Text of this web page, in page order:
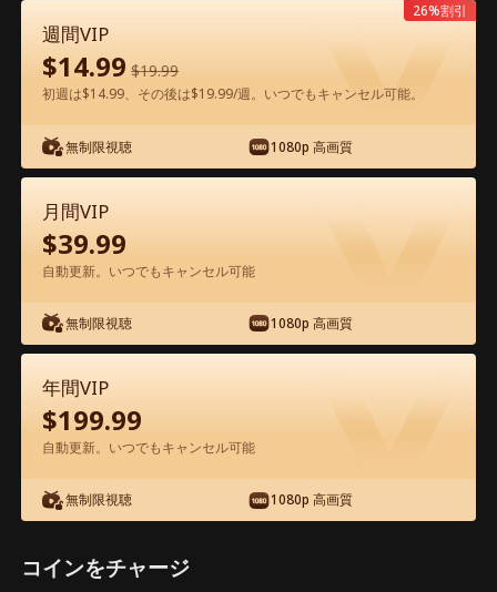
アプリ内で無料視聴可能
エピソード23 - 美しき秘書と億万長者の
秘密 映画フル
0-49 50-92
23 26
週間VIP
$14.99 $19.99
初週は$14.99、その後は$19.99/週。いつでもキャンセル可能。
無制限視聴 1080p 高画質
26%割引
月間VIP
$39.99
自動更新。いつでもキャンセル可能
無制限視聴 1080p 高画質
年間VIP
$199.99
自動更新。いつでもキャンセル可能
無制限視聴 1080p 高画質
コインをチャージ